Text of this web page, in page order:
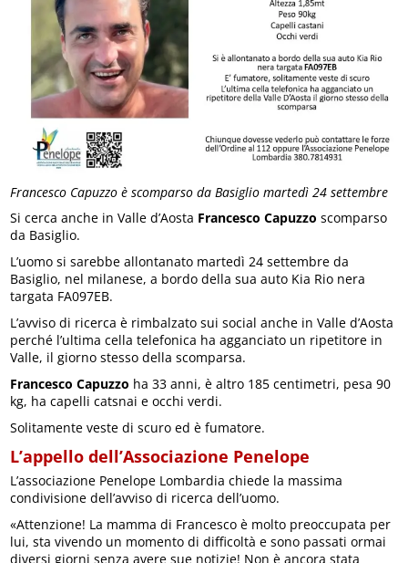
Francesco Capuzzo è scomparso da Basiglio martedì 24 settembre
Si cerca anche in Valle d’Aosta Francesco Capuzzo scomparso
da Basiglio.
L’uomo si sarebbe allontanato martedì 24 settembre da
Basiglio, nel milanese, a bordo della sua auto Kia Rio nera
targata FA097EB.
L’avviso di ricerca è rimbalzato sui social anche in Valle d’Aosta
perché l’ultima cella telefonica ha agganciato un ripetitore in
Valle, il giorno stesso della scomparsa.
Francesco Capuzzo ha 33 anni, è altro 185 centimetri, pesa 90
kg, ha capelli catsnai e occhi verdi.
Solitamente veste di scuro ed è fumatore.
L’appello dell’Associazione Penelope
L’associazione Penelope Lombardia chiede la massima
condivisione dell’avviso di ricerca dell’uomo.
«Attenzione! La mamma di Francesco è molto preoccupata per
lui, sta vivendo un momento di difficoltà e sono passati ormai
diversi giorni senza avere sue notizie! Non è ancora stata